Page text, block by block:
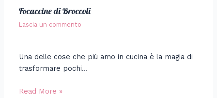
Focaccine di Broccoli
Lascia un commento
Una delle cose che più amo in cucina è la magia di
trasformare pochi…
Read More »